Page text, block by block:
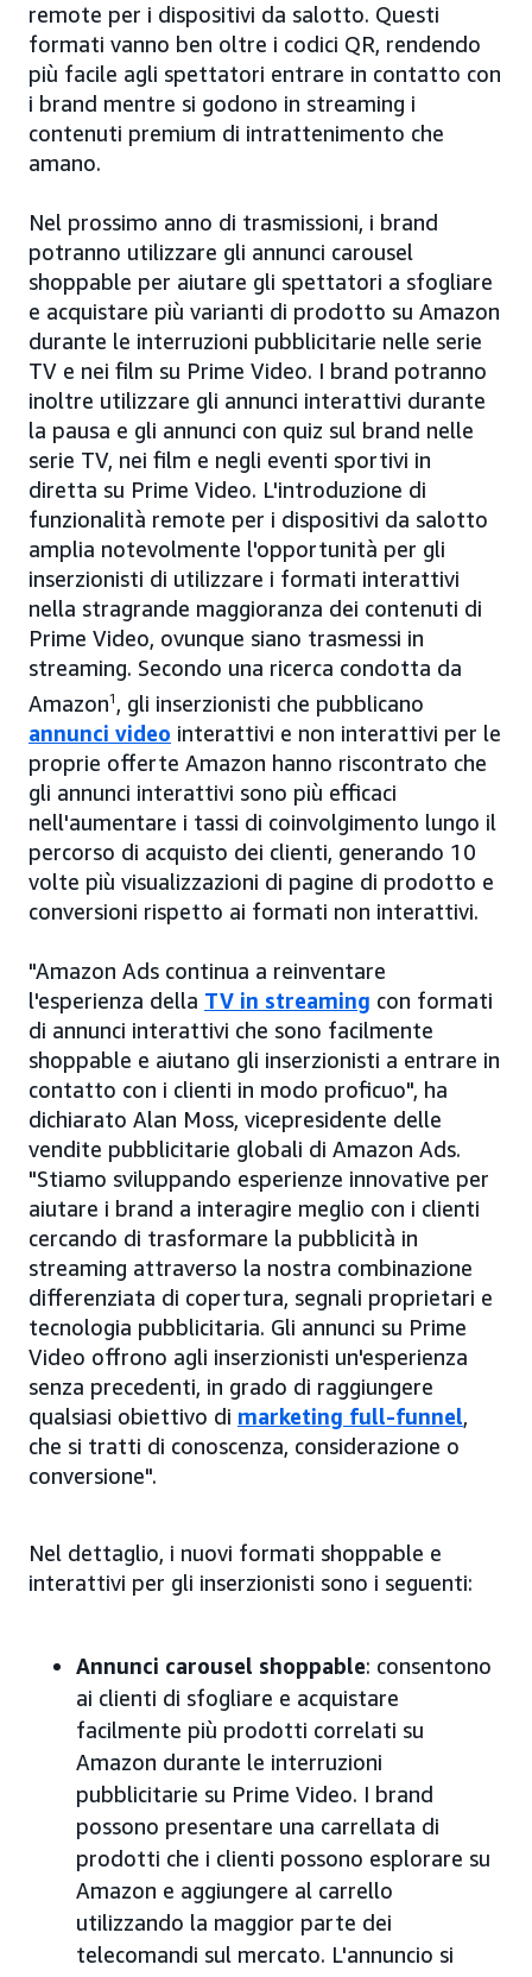
remote per i dispositivi da salotto. Questi
formati vanno ben oltre i codici QR, rendendo
più facile agli spettatori entrare in contatto con
i brand mentre si godono in streaming i
contenuti premium di intrattenimento che
amano.
Nel prossimo anno di trasmissioni, i brand
potranno utilizzare gli annunci carousel
shoppable per aiutare gli spettatori a sfogliare
e acquistare più varianti di prodotto su Amazon
durante le interruzioni pubblicitarie nelle serie
TV e nei film su Prime Video. I brand potranno
inoltre utilizzare gli annunci interattivi durante
la pausa e gli annunci con quiz sul brand nelle
serie TV, nei film e negli eventi sportivi in
diretta su Prime Video. L'introduzione di
funzionalità remote per i dispositivi da salotto
amplia notevolmente l'opportunità per gli
inserzionisti di utilizzare i formati interattivi
nella stragrande maggioranza dei contenuti di
Prime Video, ovunque siano trasmessi in
streaming. Secondo una ricerca condotta da
Amazon1 , gli inserzionisti che pubblicano
annunci video interattivi e non interattivi per le
proprie offerte Amazon hanno riscontrato che
gli annunci interattivi sono più efficaci
nell'aumentare i tassi di coinvolgimento lungo il
percorso di acquisto dei clienti, generando 10
volte più visualizzazioni di pagine di prodotto e
conversioni rispetto ai formati non interattivi.
"Amazon Ads continua a reinventare
l'esperienza della TV in streaming con formati
di annunci interattivi che sono facilmente
shoppable e aiutano gli inserzionisti a entrare in
contatto con i clienti in modo proficuo", ha
dichiarato Alan Moss, vicepresidente delle
vendite pubblicitarie globali di Amazon Ads.
"Stiamo sviluppando esperienze innovative per
aiutare i brand a interagire meglio con i clienti
cercando di trasformare la pubblicità in
streaming attraverso la nostra combinazione
differenziata di copertura, segnali proprietari e
tecnologia pubblicitaria. Gli annunci su Prime
Video offrono agli inserzionisti un'esperienza
senza precedenti, in grado di raggiungere
qualsiasi obiettivo di marketing full-funnel,
che si tratti di conoscenza, considerazione o
conversione".
Nel dettaglio, i nuovi formati shoppable e
interattivi per gli inserzionisti sono i seguenti:
Annunci carousel shoppable: consentono
ai clienti di sfogliare e acquistare
facilmente più prodotti correlati su
Amazon durante le interruzioni
pubblicitarie su Prime Video. I brand
possono presentare una carrellata di
prodotti che i clienti possono esplorare su
Amazon e aggiungere al carrello
utilizzando la maggior parte dei
telecomandi sul mercato. L'annuncio si